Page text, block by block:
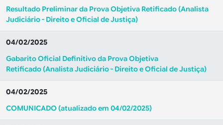
Resultado Preliminar da Prova Objetiva Retificado (Analista
Judiciário - Direito e Oficial de Justiça)
04/02/2025
Gabarito Oficial Definitivo da Prova Objetiva
Retificado(Analista Judiciário - Direito e Oficial de Justiça)
04/02/2025
COMUNICADO (atualizado em 04/02/2025)